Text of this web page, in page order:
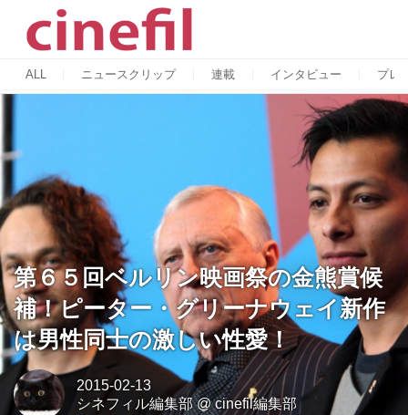
ALL ニュースクリップ 連載 インタビュー プレ
第６５回ベルリン映画祭の金熊賞候
補！ピーター・グリーナウェイ新作
は男性同士の激しい性愛！
2015-02-13
シネフィル編集部@cinefil編集部